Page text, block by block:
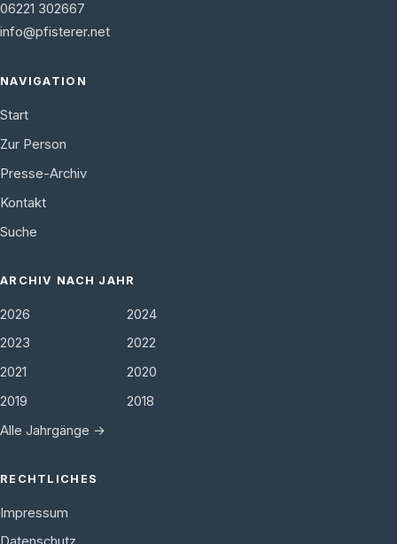
06221 302667
info@pfisterer.net
NAVIGATION
Start
Zur Person
Presse-Archiv
Kontakt
Suche
ARCHIV NACH JAHR
2026
2024
2023
2022
2021
2020
2019
2018
Alle Jahrgänge →
RECHTLICHES
Impressum